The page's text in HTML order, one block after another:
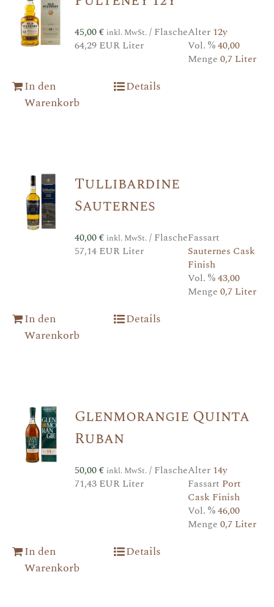
45,00€ inkl. MwSt./ Flasche
64,29 EUR Liter
Alter 12y
Vol. %40,00
Menge 0,7 Liter
In den
Warenkorb
Details
Tullibardine
Sauternes
40,00€ inkl. MwSt./ Flasche
57,14 EUR Liter
Fassart
Sauternes Cask
Finish
Vol. %43,00
Menge 0,7 Liter
In den
Warenkorb
Details
Glenmorangie Quinta
Ruban
50,00€ inkl. MwSt./ Flasche
71,43 EUR Liter
Alter 14y
Fassart Port
Cask Finish
Vol. %46,00
Menge 0,7 Liter
In den
Warenkorb
Details